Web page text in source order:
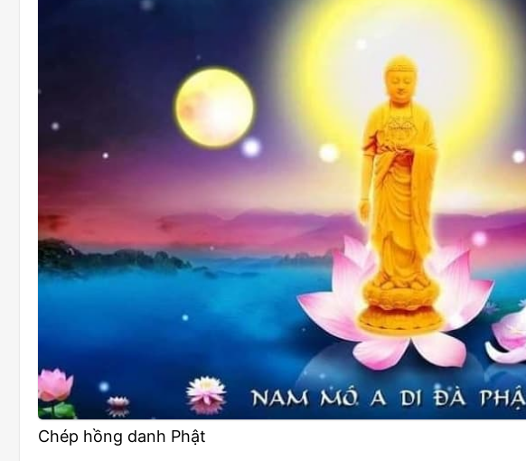
Chép hồng danh Phật